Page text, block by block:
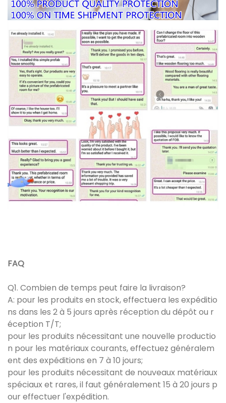
FAQ
Q1. Combien de temps peut faire la livraison?
A: pour les produits en stock, effectuera les expéditio
ns dans les 2 à 5 jours après réception du dépôt ou r
éception T/T;
pour les produits nécessitant une nouvelle productio
n pour les matériaux courants, effectuez généralem
ent des expéditions en 7 à 10 jours;
pour les produits nécessitant de nouveaux matériaux
spéciaux et rares, il faut généralement 15 à 20 jours p
our effectuer l'expédition.